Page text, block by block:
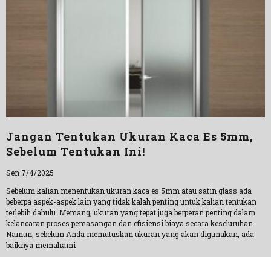
Jangan Tentukan Ukuran Kaca Es 5mm,
Sebelum Tentukan Ini!
Sen 7/4/2025
Sebelum kalian menentukan ukuran kaca es 5mm atau satin glass ada
beberpa aspek-aspek lain yang tidak kalah penting untuk kalian tentukan
terlebih dahulu. Memang, ukuran yang tepat juga berperan penting dalam
kelancaran proses pemasangan dan efisiensi biaya secara keseluruhan.
Namun, sebelum Anda memutuskan ukuran yang akan digunakan, ada
baiknya memahami